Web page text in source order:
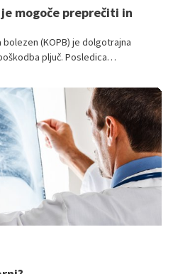
mogoče preprečiti in
(KOPB) je dolgotrajna
pljuč. Posledica
zraka v pljuča in iz njih. Ta
kot obstrukcija. Simptomi
vsakodnevni kašelj, pri katerem
zvok v pljučih, imenovan